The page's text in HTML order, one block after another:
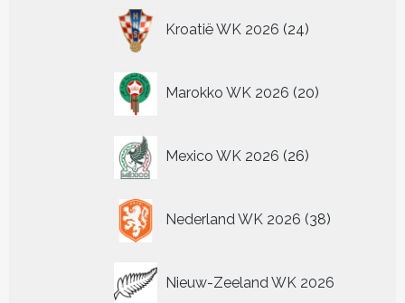
Kroatië WK 2026 24
producten
Marokko WK 2026 20
producten
Mexico WK 2026 26
producten
Nederland WK 2026 38
producten
Nieuw-Zeeland WK 2026